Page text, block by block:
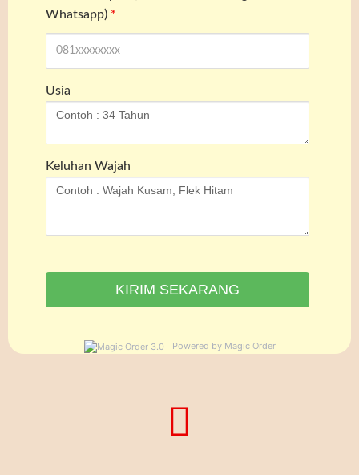
Whatsapp) *
Usia
Keluhan Wajah
Powered by Magic Order